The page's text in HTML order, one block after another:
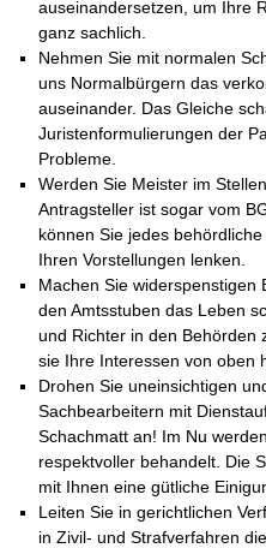
auseinandersetzen, um Ihre
ganz sachlich.
Nehmen Sie mit normalen
uns Normalbürgern das
auseinander. Das Gleiche
Juristenformulierungen der
Probleme.
Werden Sie Meister im
Antragsteller ist sogar vom
können Sie jedes
Ihren Vorstellungen lenken.
Machen Sie widerspenstigen
den Amtsstuben das Leben
und Richter in den Behörden
sie Ihre Interessen von oben
Drohen Sie uneinsichtigen
Sachbearbeitern mit
Schachmatt an! Im Nu
respektvoller behandelt. Die
mit Ihnen eine gütliche
Leiten Sie in gerichtlichen
in Zivil- und Strafverfahren